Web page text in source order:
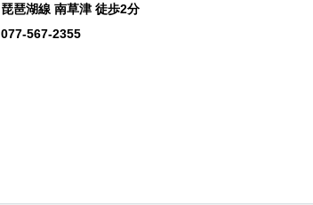
琵琶湖線 南草津 徒歩2分
077-567-2355